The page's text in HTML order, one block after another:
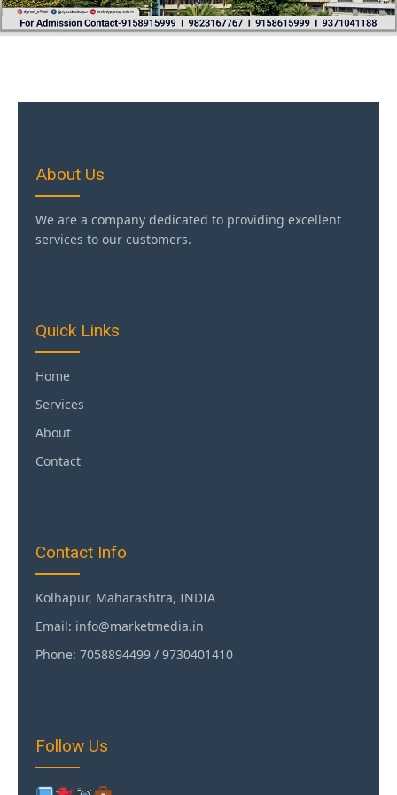
About Us
We are a company dedicated to providing excellent
services to our customers.
Quick Links
Home
Services
About
Contact
Contact Info
Kolhapur, Maharashtra, INDIA
Email: info@marketmedia.in
Phone: 7058894499 / 9730401410
Follow Us